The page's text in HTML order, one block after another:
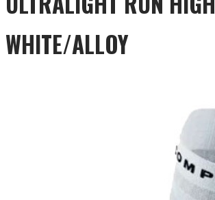
WHITE/ALLOY